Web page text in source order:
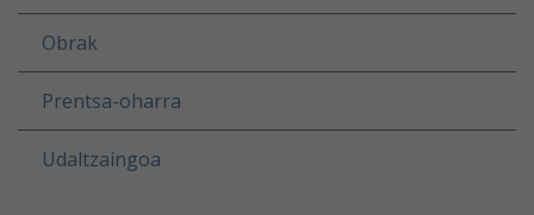
Obrak
Prentsa-oharra
Udaltzaingoa